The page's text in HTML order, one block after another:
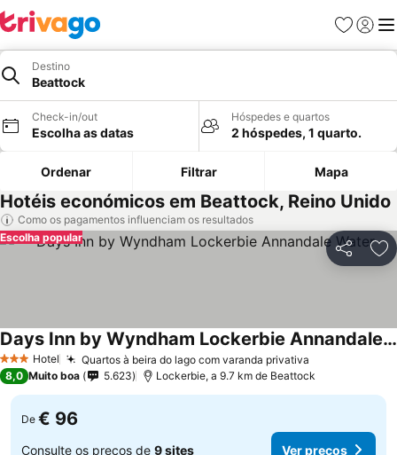
Favoritos
Iniciar
Destino
Beattock
Check-in/out
Escolha as datas
Hóspedes e quartos
2 hóspedes, 1 quarto.
Ordenar Filtrar Mapa
Hotéis económicos em Beattock, Reino Unido
Como os pagamentos influenciam os resultados
Partilhar
Escolha popular
3 EstrelasHotel Quartos à beira do lago com varanda privativa
Days Inn by Wyndham Lockerbie Annandale Water
8,0 Muito boa 5.623 Lockerbie, a 9.7 km de Beattock
De € 96
Consulte os preços de 9 sites Ver preços